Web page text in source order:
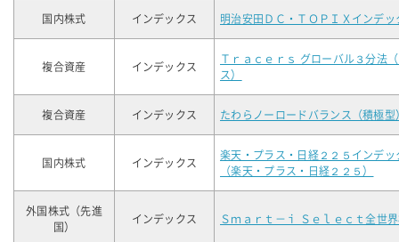
国内株式 インデックス 明治安田ＤＣ・ＴＯＰＩＸインデッ
複合資産 インデックス
Ｔｒａｃｅｒｓ グローバル３分法
ス）
複合資産 インデックス たわらノーロードバランス（積極型
国内株式 インデックス
楽天・プラス・日経２２５インデッ
（楽天・プラス・日経２２５）
外国株式（先進
国）
インデックス Ｓｍａｒｔ－ｉ Ｓｅｌｅｃｔ全世